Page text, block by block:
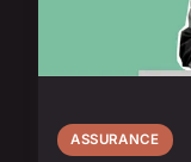
ASSURANCE